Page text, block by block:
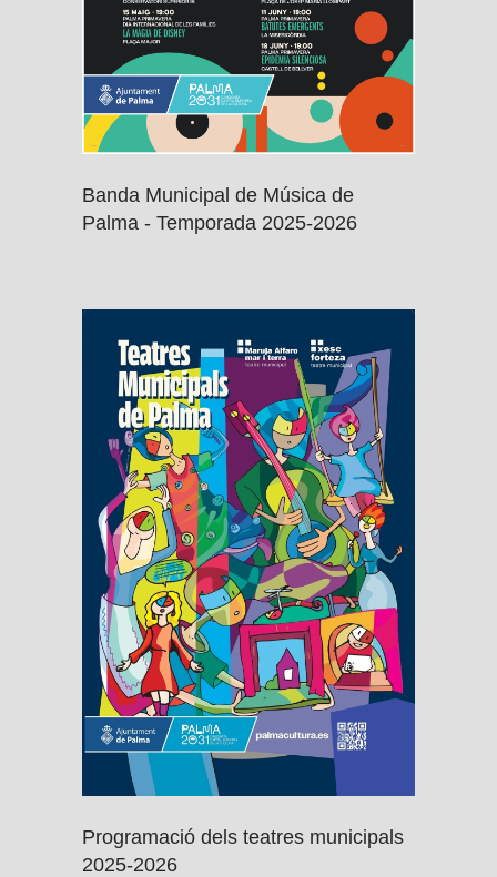
Banda Municipal de Música de
Palma - Temporada 2025-2026
Programació dels teatres municipals
2025-2026